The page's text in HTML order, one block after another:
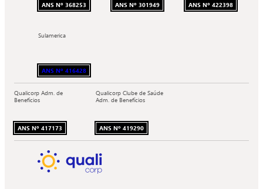
ANS Nº 368253 ANS Nº 301949 ANS Nº 422398
Sulamerica
ANS Nº 416428
Qualicorp Adm. de
Benefícios
ANS Nº 417173
Qualicorp Clube de Saúde
Adm. de Benefícios
ANS Nº 419290